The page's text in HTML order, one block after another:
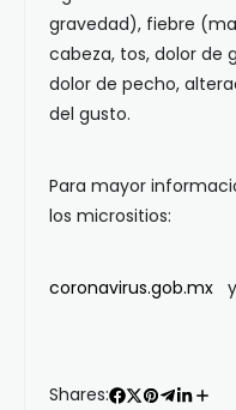
gravedad), fiebre
cabeza, tos, dolor de
dolor de pecho,
del gusto.
Para mayor
los micrositios:
coronavirus.gob.mx y
Shares: